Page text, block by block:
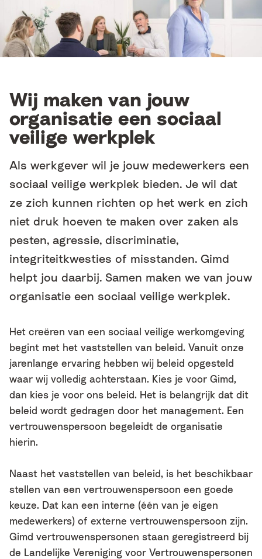
Wij maken van jouw
organisatie een sociaal
veilige werkplek
Als werkgever wil je jouw medewerkers een
sociaal veilige werkplek bieden. Je wil dat
ze zich kunnen richten op het werk en zich
niet druk hoeven te maken over zaken als
pesten, agressie, discriminatie,
integriteitkwesties of misstanden. Gimd
helpt jou daarbij. Samen maken we van jouw
organisatie een sociaal veilige werkplek.
Het creëren van een sociaal veilige werkomgeving
begint met het vaststellen van beleid. Vanuit onze
jarenlange ervaring hebben wij beleid opgesteld
waar wij volledig achterstaan. Kies je voor Gimd,
dan kies je voor ons beleid. Het is belangrijk dat dit
beleid wordt gedragen door het management. Een
vertrouwenspersoon begeleidt de organisatie
hierin.
Naast het vaststellen van beleid, is het beschikbaar
stellen van een vertrouwenspersoon een goede
keuze. Dat kan een interne (één van je eigen
medewerkers) of externe vertrouwenspersoon zijn.
Gimd vertrouwenspersonen staan geregistreerd bij
de Landelijke Vereniging voor Vertrouwenspersonen